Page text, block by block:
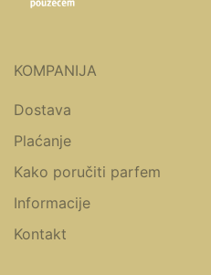
KOMPANIJA
Dostava
Plaćanje
Kako poručiti parfem
Informacije
Kontakt